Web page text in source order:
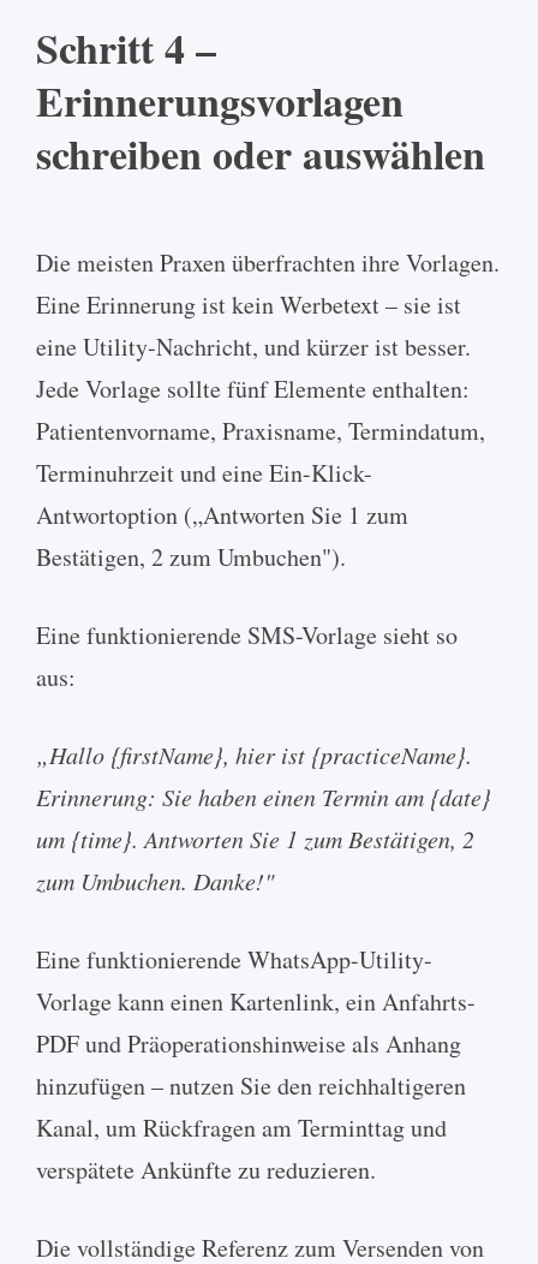
Schritt 4 –
Erinnerungsvorlagen
schreiben oder auswählen
Die meisten Praxen überfrachten ihre Vorlagen.
Eine Erinnerung ist kein Werbetext – sie ist
eine Utility-Nachricht, und kürzer ist besser.
Jede Vorlage sollte fünf Elemente enthalten:
Patientenvorname, Praxisname, Termindatum,
Terminuhrzeit und eine Ein-Klick-
Antwortoption („Antworten Sie 1 zum
Bestätigen, 2 zum Umbuchen").
Eine funktionierende SMS-Vorlage sieht so
aus:
„Hallo {firstName}, hier ist {practiceName}.
Erinnerung: Sie haben einen Termin am {date}
um {time}. Antworten Sie 1 zum Bestätigen, 2
zum Umbuchen. Danke!"
Eine funktionierende WhatsApp-Utility-
Vorlage kann einen Kartenlink, ein Anfahrts-
PDF und Präoperationshinweise als Anhang
hinzufügen – nutzen Sie den reichhaltigeren
Kanal, um Rückfragen am Terminttag und
verspätete Ankünfte zu reduzieren.
Die vollständige Referenz zum Versenden von